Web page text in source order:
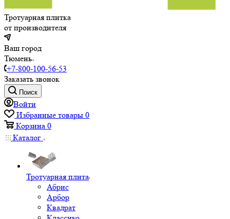
Тротуарная плитка
от производителя
Ваш город
Тюмень
+7-800-100-56-53
Заказать звонок
Поиск
Войти
Избранные товары 0
Корзина 0
Каталог
Тротуарная плита
Абрис
Арбор
Квадрат